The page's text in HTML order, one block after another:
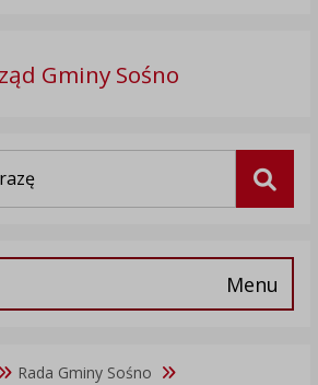
Gminy Sośno
Menu
Rada Gminy Sośno